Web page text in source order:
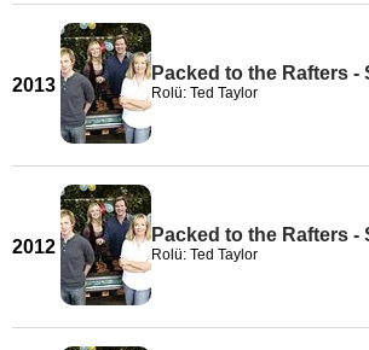
2013
Packed to the Rafters -
Rolü: Ted Taylor
2012
Packed to the Rafters -
Rolü: Ted Taylor